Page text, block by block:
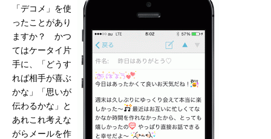
「デコメ」を使
ったことがあり
ますか？ かつ
てはケータイ片
手に、「どうす
れば相手が喜ぶ
かな」「思いが
伝わるかな」と
あれこれ考えな
がらメールを作